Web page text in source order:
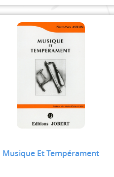
Musique Et Tempérament